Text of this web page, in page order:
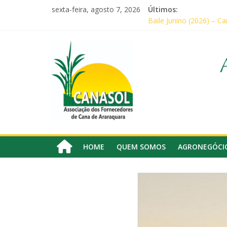
sexta-feira, agosto 7, 2026
Últimos:
Baile Junino (2026) –
Canasol marca
Associados da
Canasol
Associação
dos
Fornecedores
HOME QUEM SOMOS